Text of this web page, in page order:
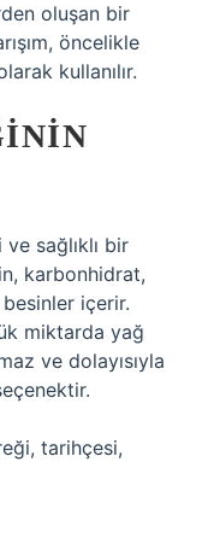
oluşan bir
öncelikle
kullanılır.
sağlıklı bir
karbonhidrat,
içerir.
miktarda yağ
ve dolayısıyla
tarihçesi,